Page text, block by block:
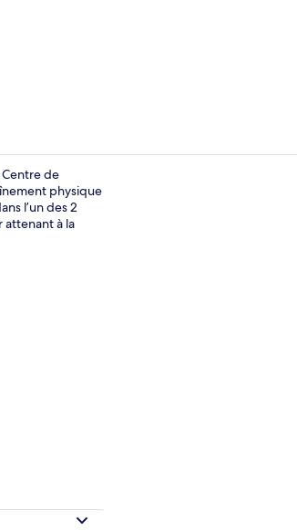
Restaurant
Centre de
physique
l’un des 2
attenant à la